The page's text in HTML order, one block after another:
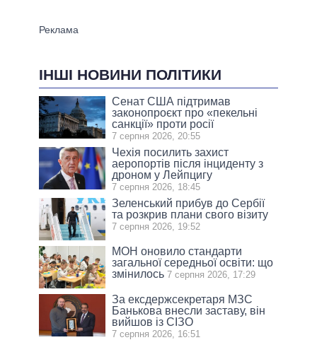
ІНШІ НОВИНИ ПОЛІТИКИ
Сенат США підтримав
законопроєкт про «пекельні
санкції» проти росії
7 серпня 2026, 20:55
Чехія посилить захист
аеропортів після інциденту з
дроном у Лейпцигу
7 серпня 2026, 18:45
Зеленський прибув до Сербії
та розкрив плани свого візиту
7 серпня 2026, 19:52
МОН оновило стандарти
загальної середньої освіти: що
змінилось 7 серпня 2026, 17:29
За ексдержсекретаря МЗС
Банькова внесли заставу, він
вийшов із СІЗО
7 серпня 2026, 16:51